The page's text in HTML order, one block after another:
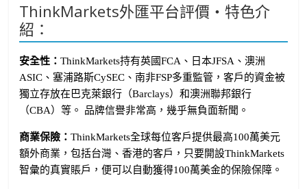
ThinkMarkets外匯平台評價・特色介
紹：
安全性：ThinkMarkets持有英國FCA、日本JFSA、澳洲
ASIC、塞浦路斯CySEC、南非FSP多重監管，客戶的資金被
獨立存放在巴克萊銀行（Barclays）和澳洲聯邦銀行
（CBA）等。 品牌信譽非常高，幾乎無負面新聞。
商業保險：ThinkMarkets全球每位客戶提供最高100萬美元
額外商業，包括台灣、香港的客戶，只要開設ThinkMarkets
智彙的真實賬戶，便可以自動獲得100萬美金的保險保障。